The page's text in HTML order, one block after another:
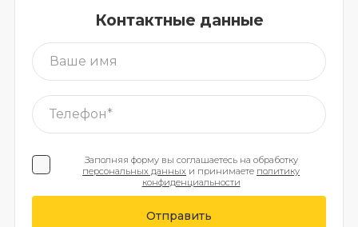
Контактные данные
Заполняя форму вы соглашаетесь на обработку
персональных данных и принимаете политику
конфиденциальности
Отправить